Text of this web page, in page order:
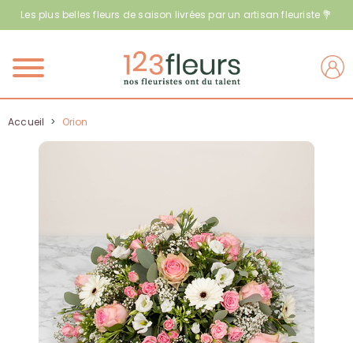
Les plus belles fleurs de saison livrées par un artisan fleuriste 💐
Menu
Accueil > Orion